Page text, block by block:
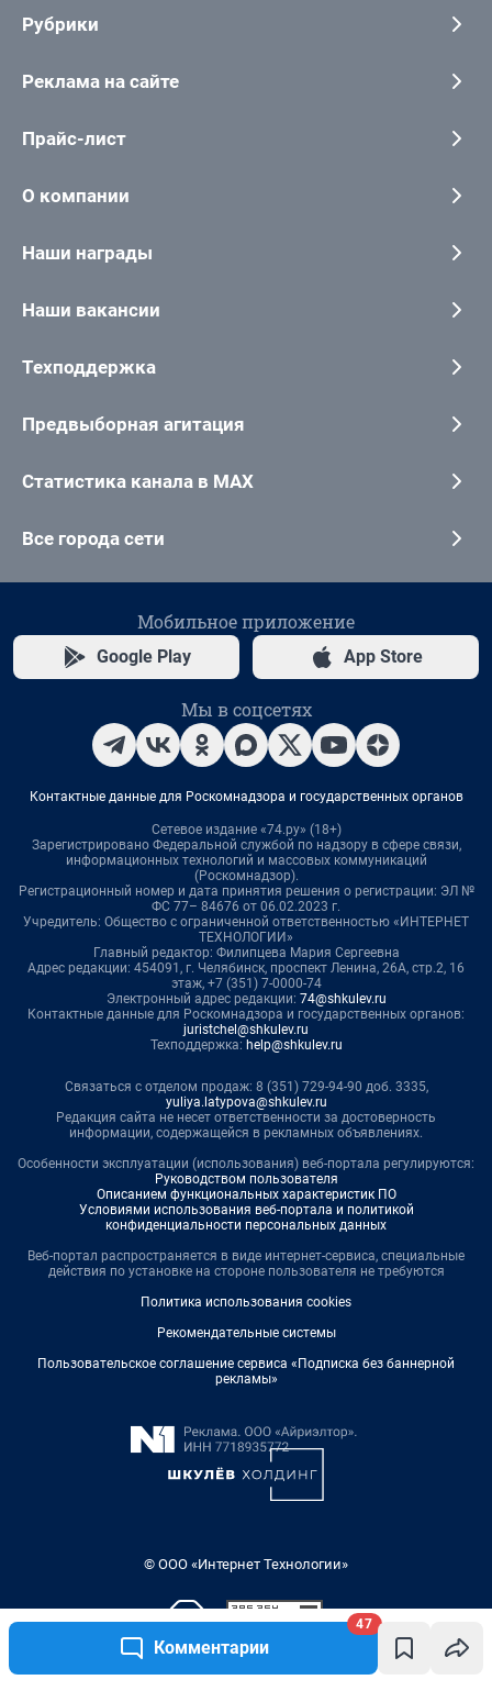
Комментарии
47
Рубрики
Реклама на сайте
Прайс-лист
О компании
Наши награды
Наши вакансии
Техподдержка
Предвыборная агитация
Статистика канала в MAX
Все города сети
Мобильное приложение
Google Play App Store
Мы в соцсетях
Контактные данные для Роскомнадзора и государственных органов
Сетевое издание «74.ру» (18+)
Зарегистрировано Федеральной службой по надзору в сфере связи,
информационных технологий и массовых коммуникаций
(Роскомнадзор).
Регистрационный номер и дата принятия решения о регистрации: ЭЛ №
ФС 77– 84676 от 06.02.2023 г.
Учредитель: Общество с ограниченной ответственностью «ИНТЕРНЕТ
ТЕХНОЛОГИИ»
Главный редактор: Филипцева Мария Сергеевна
Адрес редакции: 454091, г. Челябинск, проспект Ленина, 26А, стр.2, 16
этаж, +7 (351) 7-0000-74
Электронный адрес редакции: 74@shkulev.ru
Контактные данные для Роскомнадзора и государственных органов:
juristchel@shkulev.ru
Техподдержка: help@shkulev.ru
Связаться с отделом продаж: 8 (351) 729-94-90 доб. 3335,
yuliya.latypova@shkulev.ru
Редакция сайта не несет ответственности за достоверность
информации, содержащейся в рекламных объявлениях.
Особенности эксплуатации (использования) веб-портала регулируются:
Руководством пользователя
Описанием функциональных характеристик ПО
Условиями использования веб-портала и политикой
конфиденциальности персональных данных
Веб-портал распространяется в виде интернет-сервиса, специальные
действия по установке на стороне пользователя не требуются
Политика использования cookies
Рекомендательные системы
Пользовательское соглашение сервиса «Подписка без баннерной
рекламы»
© ООО «Интернет Технологии»